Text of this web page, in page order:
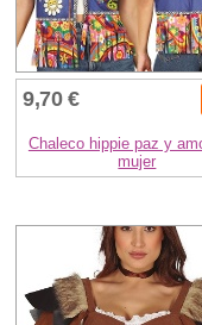
9,70 €
Chaleco hippie paz y
mujer